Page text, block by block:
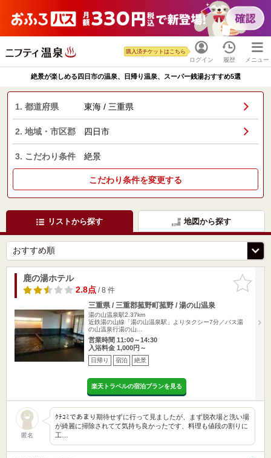
ログイン
購入済チケットはこちら
履歴 メニュー
絶景が楽しめる四日市の温泉、日帰り温泉、スーパー銭湯おすすめ5選
1. 都道府県 東海 / 三重県
2. 地域・市区郡 四日市
3. こだわり条件 絶景
こだわり条件を変更する
リストから探す 地図から探す
お気に入
りに追加
鹿の湯ホテル
2.8点/ 8 件
三重県 / 三重郡菰野町菰野 / 湯の山温泉
湯の山温泉駅2.37km
近鉄湯の山線「湯の山温泉駅」よりタクシー7分／バス湯
の山温泉行湯の山…
営業時間 11:00～14:30
入浴料金 1,000円～
日帰り 宿泊 絶景
楽天トラベルの宿泊プランを見る
匿名
ｸﾁｺﾐであまり期待せずに行って見ましたが、まず脱衣場と洗い場
が綺麗に掃除されてて気持ち良かったです、料理も値段の割りに
工…